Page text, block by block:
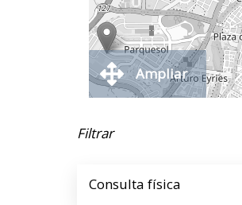
Ampliar
Filtrar
Consulta física